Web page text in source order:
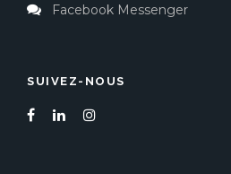
Facebook Messenger
SUIVEZ-NOUS